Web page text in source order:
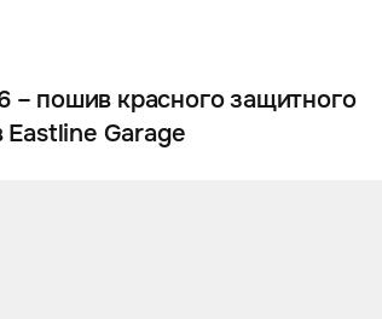
– пошив красного защитного
Eastline Garage